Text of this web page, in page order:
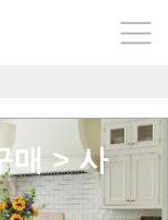
매 > 사